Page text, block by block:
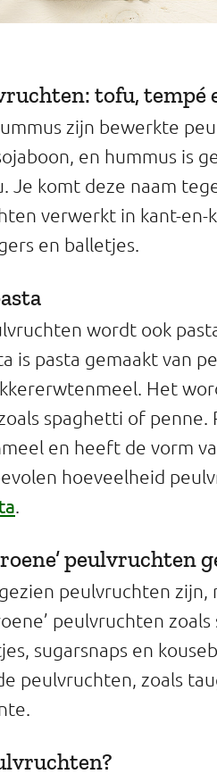
tofu, tempé
zijn bewerkte
en hummus is
Je komt deze naam
verwerkt in kant-en-
en balletjes.
wordt ook
is pasta gemaakt van
Het
spaghetti of
en heeft de vorm
hoeveelheid
.
peulvruchten
peulvruchten
peulvruchten
sugarsnaps en
peulvruchten, zoals